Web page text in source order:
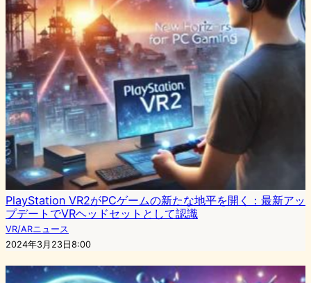
PlayStation VR2がPCゲームの新たな地平を開く：最新アッ
プデートでVRヘッドセットとして認識
VR/ARニュース
2024年3月23日8:00